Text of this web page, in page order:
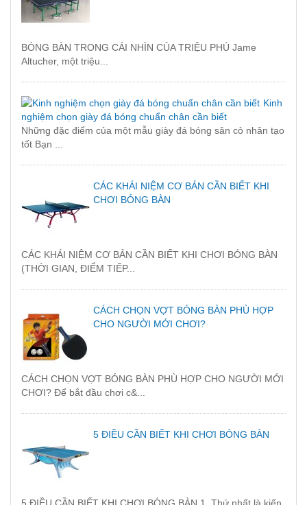
BÓNG BÀN TRONG CÁI NHÌN CỦA TRIỆU PHÚ Jame
Altucher, một triệu...
Kinh
nghiệm chọn giày đá bóng chuẩn chân cần biết
Những đặc điểm của một mẫu giày đá bóng sân cỏ nhân tạo
tốt Bạn ...
CÁC KHÁI NIỆM CƠ BẢN CẦN BIẾT KHI
CHƠI BÓNG BÀN
CÁC KHÁI NIỆM CƠ BẢN CẦN BIẾT KHI CHƠI BÓNG BÀN
(THỜI GIAN, ĐIỂM TIẾP...
CÁCH CHỌN VỢT BÓNG BÀN PHÙ HỢP
CHO NGƯỜI MỚI CHƠI?
CÁCH CHỌN VỢT BÓNG BÀN PHÙ HỢP CHO NGƯỜI MỚI
CHƠI? Để bắt đầu chơi c&...
5 ĐIỀU CẦN BIẾT KHI CHƠI BÓNG BÀN